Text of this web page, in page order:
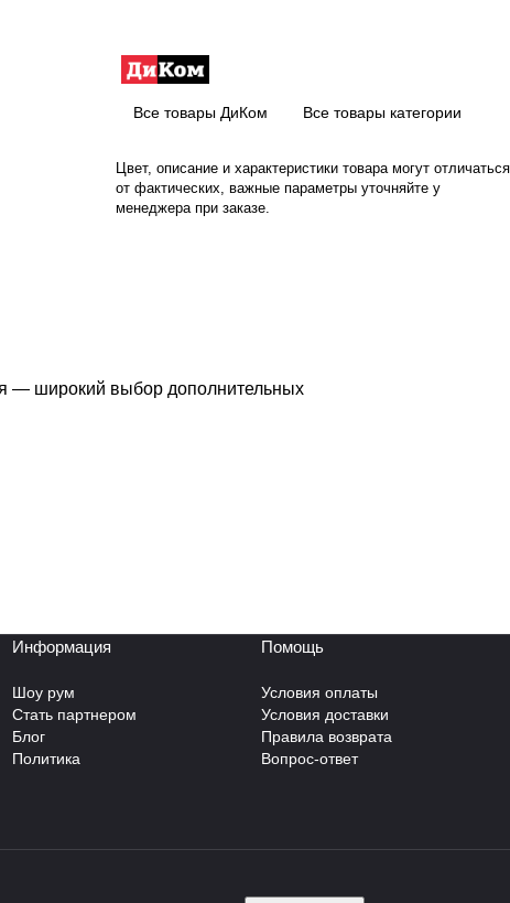
Все товары ДиКом Все товары категории
Цвет, описание и характеристики товара могут отличаться
от фактических, важные параметры уточняйте у
менеджера при заказе.
— широкий выбор дополнительных
Информация
Шоу рум
Стать партнером
Блог
Политика
Помощь
Условия оплаты
Условия доставки
Правила возврата
Вопрос-ответ